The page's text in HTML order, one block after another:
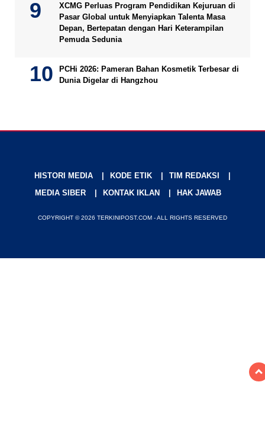
XCMG Perluas Program Pendidikan Kejuruan di
Pasar Global untuk Menyiapkan Talenta Masa
Depan, Bertepatan dengan Hari Keterampilan
Pemuda Sedunia
PCHi 2026: Pameran Bahan Kosmetik Terbesar di
Dunia Digelar di Hangzhou
HISTORI MEDIA KODE ETIK
TIM REDAKSI
MEDIA SIBER
KONTAK IKLAN HAK JAWAB
COPYRIGHT © 2026 TERKINIPOST.COM - ALL RIGHTS RESERVED